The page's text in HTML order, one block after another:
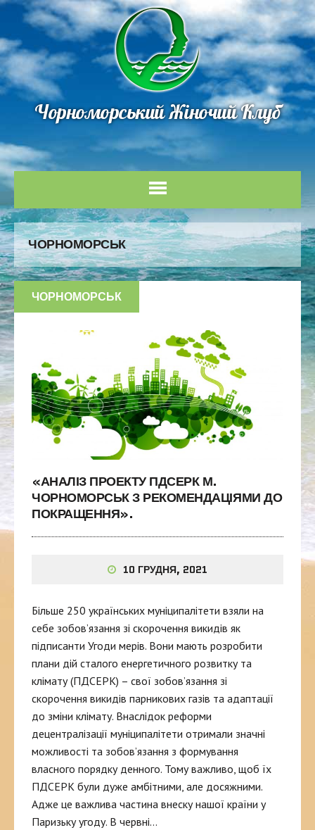
Чорноморський Жіночий Клуб
ЧОРНОМОРСЬК
ЧОРНОМОРСЬК
«АНАЛІЗ ПРОЕКТУ ПДСЕРК М.
ЧОРНОМОРСЬК З РЕКОМЕНДАЦІЯМИ ДО
ПОКРАЩЕННЯ».
10 ГРУДНЯ, 2021
Більше 250 українських муніципалітети взяли на
себе зобов’язання зі скорочення викидів як
підписанти Угоди мерів. Вони мають розробити
плани дій сталого енергетичного розвитку та
клімату (ПДСЕРК) – свої зобов’язання зі
скорочення викидів парникових газів та адаптації
до зміни клімату. Внаслідок реформи
децентралізації муніципалітети отримали значні
можливості та зобов’язання з формування
власного порядку денного. Тому важливо, щоб їх
ПДСЕРК були дуже амбітними, але досяжними.
Адже це важлива частина внеску нашої країни у
Паризьку угоду. В червні…